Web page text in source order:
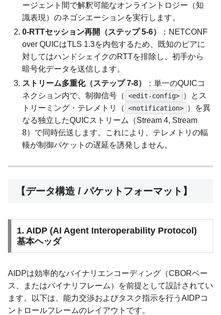
ージェント間で解釈可能なオンライントロジー（知
識表現）のネゴシエーションを実行します。
0-RTTセッション再開（ステップ 5-6）
：NETCONF
over QUICはTLS 1.3を内包するため、既知のピアに
対してはハンドシェイクのRTTを排除し、初手から
暗号化データを送信します。
ストリーム多重化（ステップ 7-8）
：単一のQUICコ
ネクション内で、制御信号（ <edit-config> ）とス
トリーミング・テレメトリ（ <notification> ）を異
なる独立したQUICストリーム（Stream 4, Stream
8）で同時伝送します。これにより、テレメトリの輻
輳が制御パケットの遅延を誘発しません。
【データ構造 / パケットフォーマット】
1. AIDP (AI Agent Interoperability Protocol)
基本ヘッダ
AIDPは効率的なバイナリエンコーディング（CBORベー
ス、またはバイナリフレーム）を前提として設計されてい
ます。以下は、能力交渉およびタスク指示を行うAIDPコ
ントロールフレームのレイアウトです。